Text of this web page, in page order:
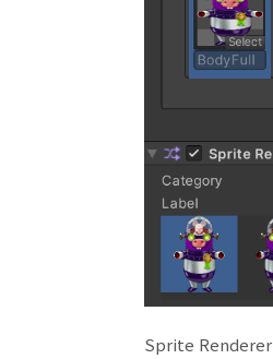
Sprite Renderer